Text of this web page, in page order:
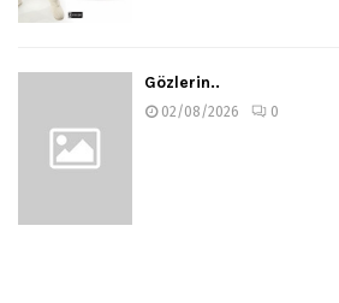
Gözlerin..
02/08/2026 0